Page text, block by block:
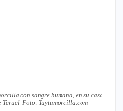
con sangre humana, en su casa
Foto: Tuytumorcilla.com